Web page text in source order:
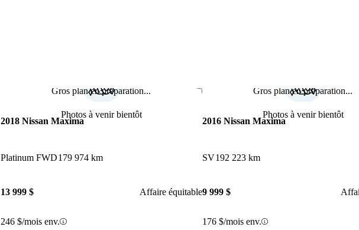
Gros plan en préparation...
Photos à venir bientôt
Enregistrer cette annonce
2018 Nissan Maxima
Platinum FWD179 974 km
13 999 $ Affaire équitable
246 $/mois env.
Gros plan en préparation...
Photos à venir bientôt
2016 Nissan Maxima
SV192 223 km
9 999 $
176 $/mois env.